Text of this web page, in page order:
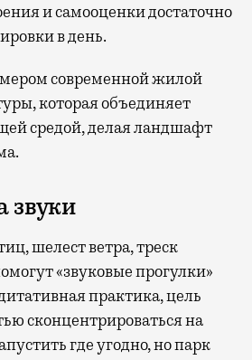
и самооценки достаточно
в день.
современной жилой
которая объединяет
средой, делая ландшафт
звуки
шелест ветра, треск
«звуковые прогулки»
практика, цель
сконцентрироваться на
где угодно, но парк